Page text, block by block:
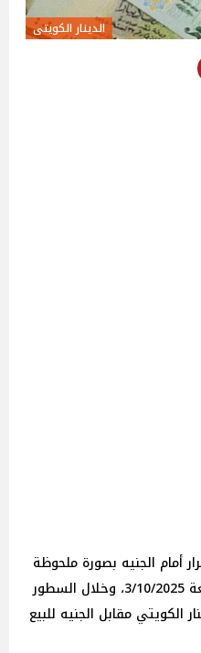
الدينار الكويتى
أمام الجنيه بصورة ملحوظة
في السوق الرسمية اليوم الجمعة 3/10/2025، وخلال السطور
الكويتي مقابل الجنيه للبيع